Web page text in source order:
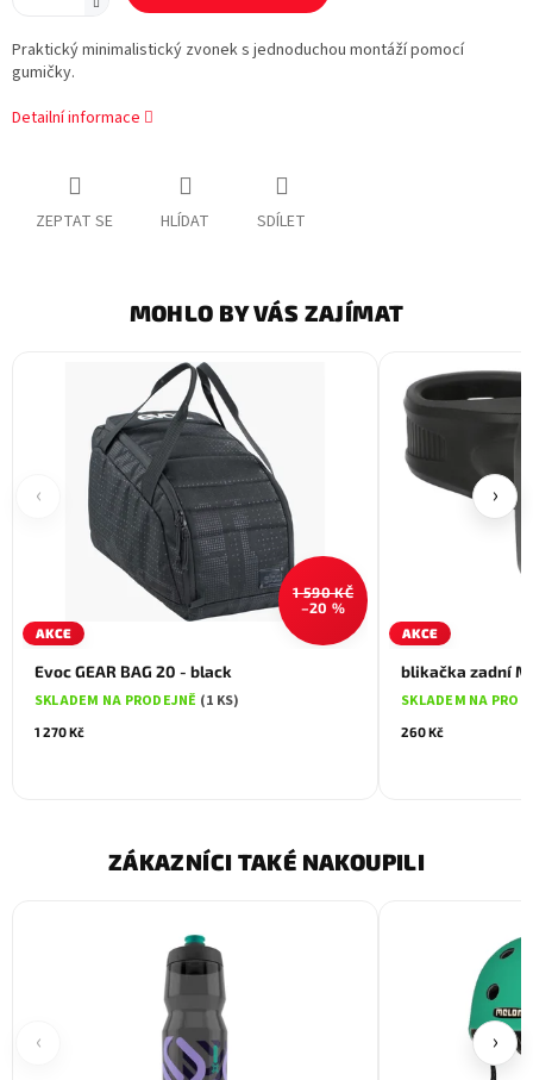
Praktický minimalistický zvonek s jednoduchou montáží pomocí
gumičky.
Detailní informace
ZEPTAT SE HLÍDAT SDÍLET
MOHLO BY VÁS ZAJÍMAT
‹
AKCE
1 590 KČ
–20 %
Evoc GEAR BAG 20 - black
SKLADEM NA PRODEJNĚ (1 KS)
1 270 Kč
AKCE
blikačka zadní
SKLADEM NA
260 Kč
›
ZÁKAZNÍCI TAKÉ NAKOUPILI
‹ ›